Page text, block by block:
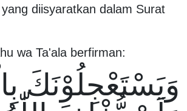
diisyaratkan dalam Surat
wa Ta'ala berfirman:
وَيَسْتَعْجِلُوْنَكَ